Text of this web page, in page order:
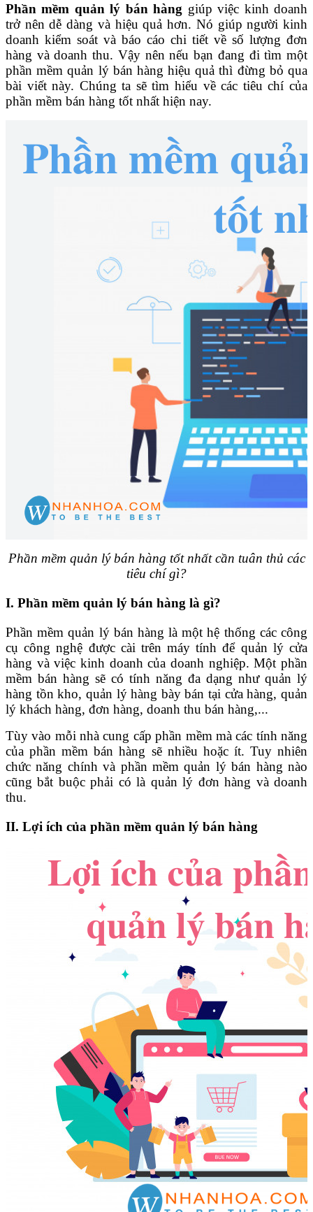
Phần mềm quản lý bán hàng giúp việc kinh doanh
trở nên dễ dàng và hiệu quả hơn. Nó giúp người kinh
doanh kiểm soát và báo cáo chi tiết về số lượng đơn
hàng và doanh thu. Vậy nên nếu bạn đang đi tìm một
phần mềm quản lý bán hàng hiệu quả thì đừng bỏ qua
bài viết này. Chúng ta sẽ tìm hiểu về các tiêu chí của
phần mềm bán hàng tốt nhất hiện nay.
Phần mềm quản lý bán hàng tốt nhất cần tuân thủ các
tiêu chí gì?
I. Phần mềm quản lý bán hàng là gì?
Phần mềm quản lý bán hàng là một hệ thống các công
cụ công nghệ được cài trên máy tính để quản lý cửa
hàng và việc kinh doanh của doanh nghiệp. Một phần
mềm bán hàng sẽ có tính năng đa dạng như quản lý
hàng tồn kho, quản lý hàng bày bán tại cửa hàng, quản
lý khách hàng, đơn hàng, doanh thu bán hàng,...
Tùy vào mỗi nhà cung cấp phần mềm mà các tính năng
của phần mềm bán hàng sẽ nhiều hoặc ít. Tuy nhiên
chức năng chính và phần mềm quản lý bán hàng nào
cũng bắt buộc phải có là quản lý đơn hàng và doanh
thu.
II. Lợi ích của phần mềm quản lý bán hàng